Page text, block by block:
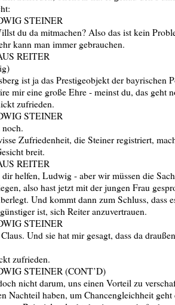
STEINER
du da mitmachen? Also das ist kein
kann man immer gebrauchen.
REITER
ist ja das Prestigeobjekt der bayrischen
mir eine große Ehre - meinst du, das geht
zufrieden.
STEINER
noch.
Zufriedenheit, die Steiner registriert,
breit.
REITER
helfen, Ludwig - aber wir müssen die
also hast jetzt mit der jungen Frau
Und kommt dann zum Schluss, dass
ist, sich Reiter anzuvertrauen.
STEINER
Und sie hat mir gesagt, dass da
zufrieden.
STEINER (CONT’D)
nicht darum, uns einen Vorteil zu
Nachteil haben, um Chancengleichheit